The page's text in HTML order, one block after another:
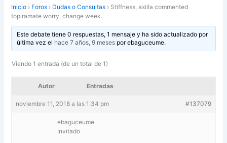
Inicio › Foros › Dudas o Consultas › Stiffness, axilla commented
topiramate worry, change week.
Este debate tiene 0 respuestas, 1 mensaje y ha sido actualizado por
última vez el hace 7 años, 9 mesesporebaguceume.
Viendo 1 entrada (de un total de 1)
Autor Entradas
noviembre 11, 2018 a las 1:34 pm #137079
ebaguceume
Invitado